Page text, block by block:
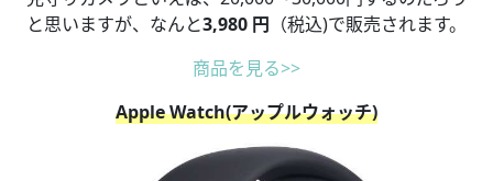
と思いますが、なんと3,980 円 （税込)で販売されます。
商品を見る>>
Apple Watch(アップルウォッチ)